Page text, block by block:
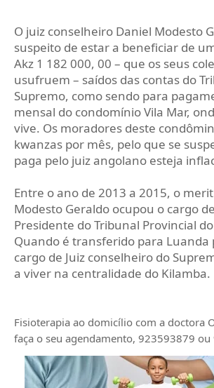
O juiz conselheiro Daniel Modesto
suspeito de estar a beneficiar de
Akz 1 182 000, 00 – que os seus
usufruem – saídos das contas do
Supremo, como sendo para
mensal do condomínio Vila Mar,
vive. Os moradores deste
kwanzas por mês, pelo que se
paga pelo juiz angolano esteja
Entre o ano de 2013 a 2015, o
Modesto Geraldo ocupou o cargo
Presidente do Tribunal Provincial
Quando é transferido para Luanda
cargo de Juiz conselheiro do
a viver na centralidade do Kilamba.
Fisioterapia ao domicílio com a doctora
faça o seu agendamento, 923593879